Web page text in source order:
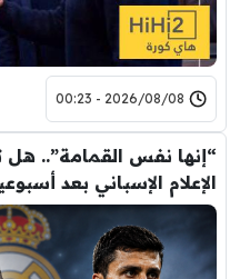
2026/08/08 - 00:23
“إنها نفس القمامة”.. هل
الإعلام الإسباني بعد